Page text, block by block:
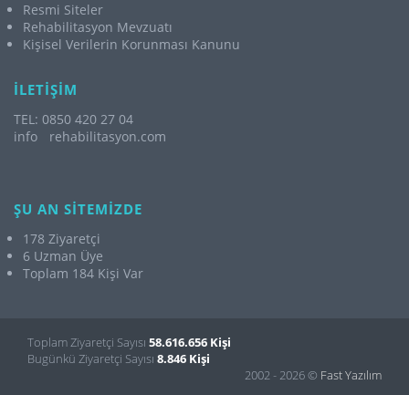
Resmi Siteler
Rehabilitasyon Mevzuatı
Kişisel Verilerin Korunması Kanunu
İLETİŞİM
TEL: 0850 420 27 04
info
rehabilitasyon.com
ŞU AN SİTEMİZDE
178 Ziyaretçi
6 Uzman Üye
Toplam 184 Kişi Var
Toplam Ziyaretçi Sayısı 58.616.656 Kişi
Bugünkü Ziyaretçi Sayısı 8.846 Kişi
2002 - 2026 © Fast Yazılım